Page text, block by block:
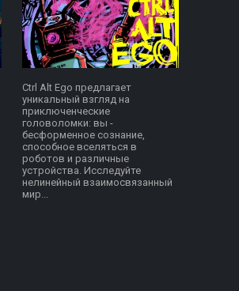
Ctrl Alt Ego предлагает
уникальный взгляд на
приключенческие
головоломки: вы -
бесформенное сознание,
способное вселяться в
роботов и различные
устройства. Исследуйте
нелинейный взаимосвязанный
мир...